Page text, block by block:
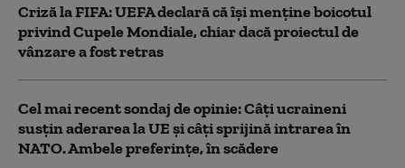
Criză la FIFA: UEFA declară că îşi menţine boicotul
privind Cupele Mondiale, chiar dacă proiectul de
vânzare a fost retras
Cel mai recent sondaj de opinie: Câți ucraineni
susțin aderarea la UE și câți sprijină intrarea în
NATO. Ambele preferințe, în scădere